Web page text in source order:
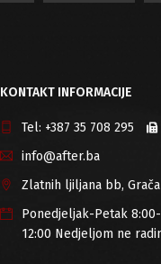
KONTAKT INFORMACIJE
Tel: +387 35 708 295
info@after.ba
Zlatnih ljiljana bb,
Ponedjeljak-Petak
12:00 Nedjeljom ne